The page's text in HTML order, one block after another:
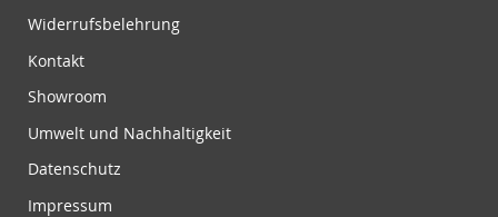
l
e
Widerrufsbelehrung
Kontakt
Showroom
Umwelt und Nachhaltigkeit
Datenschutz
Impressum